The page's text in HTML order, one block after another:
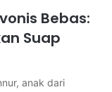
Bebas:
Suap
anak dari